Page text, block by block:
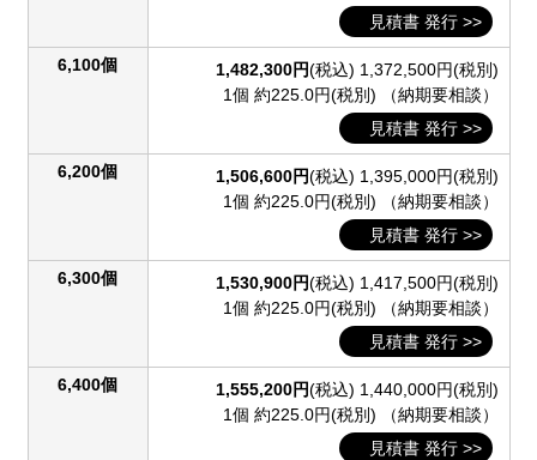
見積書 発行 >>
6,100個 1,482,300円(税込) 1,372,500円(税別)
1個 約225.0円(税別) （納期要相談）
見積書 発行 >>
6,200個 1,506,600円(税込) 1,395,000円(税別)
1個 約225.0円(税別) （納期要相談）
見積書 発行 >>
6,300個 1,530,900円(税込) 1,417,500円(税別)
1個 約225.0円(税別) （納期要相談）
見積書 発行 >>
6,400個 1,555,200円(税込) 1,440,000円(税別)
1個 約225.0円(税別) （納期要相談）
見積書 発行 >>